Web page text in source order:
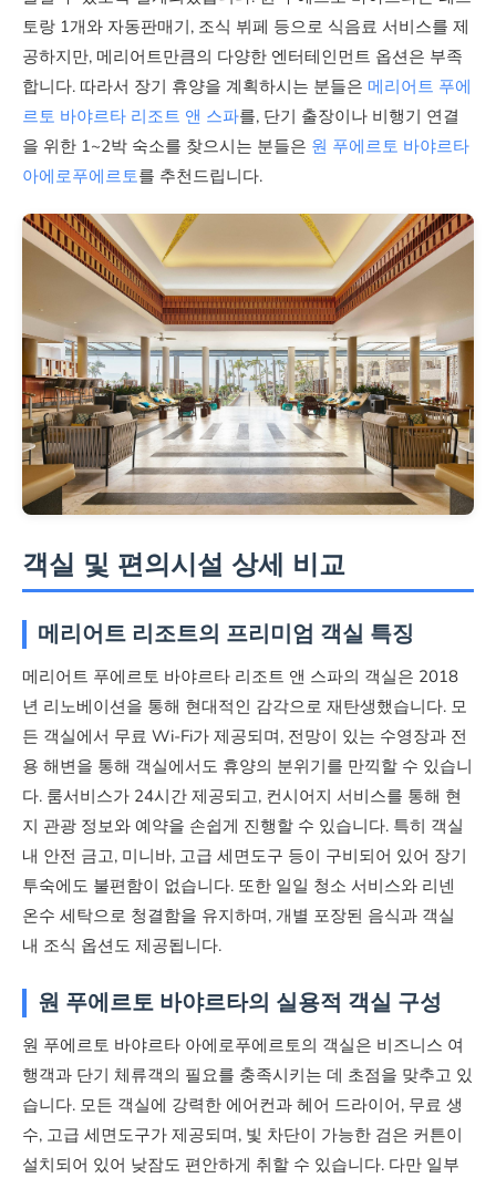
토랑 1개와 자동판매기, 조식 뷔페 등으로 식음료 서비스를 제
공하지만, 메리어트만큼의 다양한 엔터테인먼트 옵션은 부족
합니다. 따라서 장기 휴양을 계획하시는 분들은 메리어트 푸에
르토 바야르타 리조트 앤 스파를, 단기 출장이나 비행기 연결
을 위한 1~2박 숙소를 찾으시는 분들은 원 푸에르토 바야르타
아에로푸에르토를 추천드립니다.
객실 및 편의시설 상세 비교
메리어트 리조트의 프리미엄 객실 특징
메리어트 푸에르토 바야르타 리조트 앤 스파의 객실은 2018
년 리노베이션을 통해 현대적인 감각으로 재탄생했습니다. 모
든 객실에서 무료 Wi-Fi가 제공되며, 전망이 있는 수영장과 전
용 해변을 통해 객실에서도 휴양의 분위기를 만끽할 수 있습니
다. 룸서비스가 24시간 제공되고, 컨시어지 서비스를 통해 현
지 관광 정보와 예약을 손쉽게 진행할 수 있습니다. 특히 객실
내 안전 금고, 미니바, 고급 세면도구 등이 구비되어 있어 장기
투숙에도 불편함이 없습니다. 또한 일일 청소 서비스와 리넨
온수 세탁으로 청결함을 유지하며, 개별 포장된 음식과 객실
내 조식 옵션도 제공됩니다.
원 푸에르토 바야르타의 실용적 객실 구성
원 푸에르토 바야르타 아에로푸에르토의 객실은 비즈니스 여
행객과 단기 체류객의 필요를 충족시키는 데 초점을 맞추고 있
습니다. 모든 객실에 강력한 에어컨과 헤어 드라이어, 무료 생
수, 고급 세면도구가 제공되며, 빛 차단이 가능한 검은 커튼이
설치되어 있어 낮잠도 편안하게 취할 수 있습니다. 다만 일부